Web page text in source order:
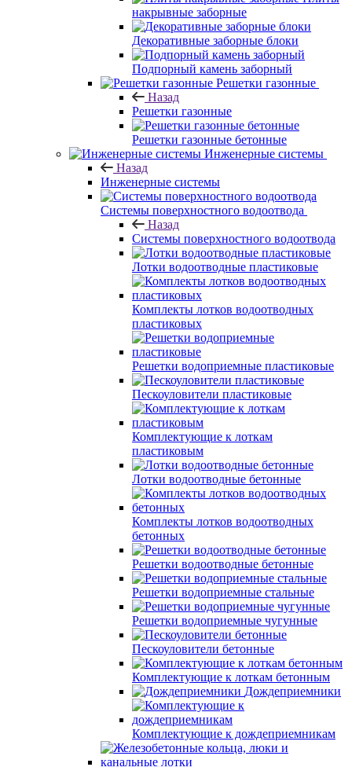
накрывные заборные
Декоративные заборные блоки
Подпорный камень заборный
Решетки газонные
Назад
Решетки газонные
Решетки газонные бетонные
Инженерные системы
Назад
Инженерные системы
Системы поверхностного водоотвода
Назад
Системы поверхностного водоотвода
Лотки водоотводные пластиковые
Комплекты лотков водоотводных
пластиковых
Решетки водоприемные пластиковые
Пескоуловители пластиковые
Комплектующие к лоткам
пластиковым
Лотки водоотводные бетонные
Комплекты лотков водоотводных
бетонных
Решетки водоотводные бетонные
Решетки водоприемные стальные
Решетки водоприемные чугунные
Пескоуловители бетонные
Комплектующие к лоткам бетонным
Дождеприемники
Комплектующие к дождеприемникам